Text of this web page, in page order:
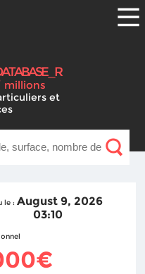
ATABAS
E_R
millions
et
le : August 9, 2026
03:10